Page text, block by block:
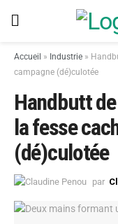
Accueil » Industrie »
campagne (dé)culotée
Handbutt
la fesse
(dé)culotée
par